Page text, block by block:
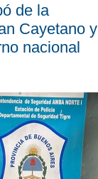
de la
Cayetano y
nacional